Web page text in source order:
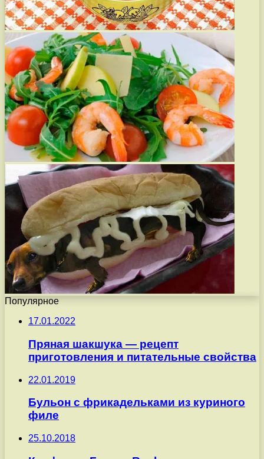
Популярное
17.01.2022
Пряная шакшука — рецепт
приготовления и питательные свойства
22.01.2019
Бульон с фрикадельками из куриного
филе
25.10.2018